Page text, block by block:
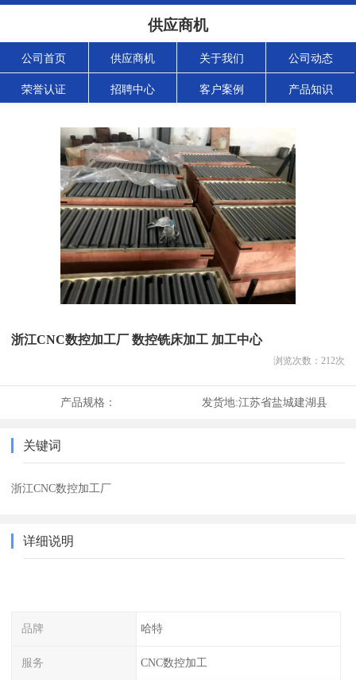
供应商机
公司首页 供应商机 关于我们 公司动态
荣誉认证 招聘中心 客户案例 产品知识
浙江CNC数控加工厂 数控铣床加工 加工中心
浏览次数： 212次
产品规格： 发货地:江苏省盐城建湖县
关键词
浙江CNC数控加工厂
详细说明
品牌 哈特
服务 CNC数控加工